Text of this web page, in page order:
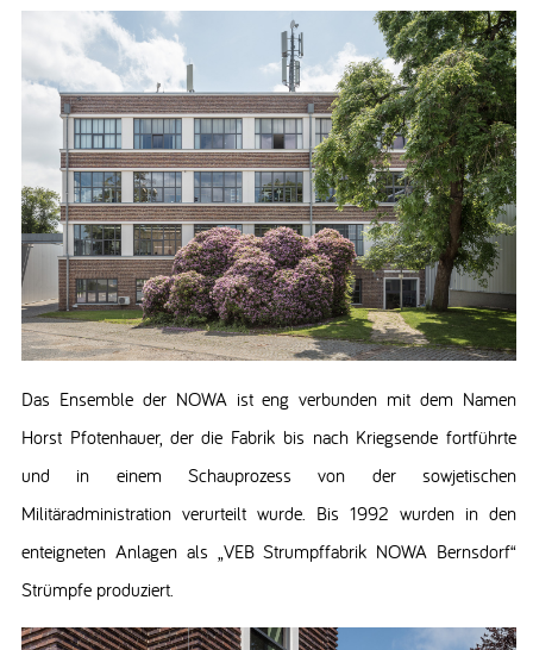
Das Ensemble der NOWA ist eng verbunden mit dem Namen
Horst Pfotenhauer, der die Fabrik bis nach Kriegsende fortführte
und in einem Schauprozess von der sowjetischen
Militäradministration verurteilt wurde. Bis 1992 wurden in den
enteigneten Anlagen als „VEB Strumpffabrik NOWA Bernsdorf“
Strümpfe produziert.